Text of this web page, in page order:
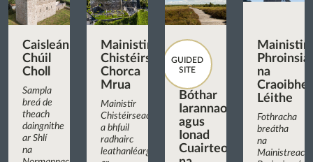
Caisleán
Chúil
Choll
Sampla
breá de
theach
daingnithe
ar Shlí
na
Mainistir
Chistéirseach
Chorca
Mrua
Mainistir
Chistéirseach
a bhfuil
radhairc
leathanléargais
GUIDED
SITE
Bóthar
Iarannaoise
agus
Ionad
Cuairteoirí
Mainistir
na
Craoibhe
Léithe
Fothracha
breátha
na
Mainistreach